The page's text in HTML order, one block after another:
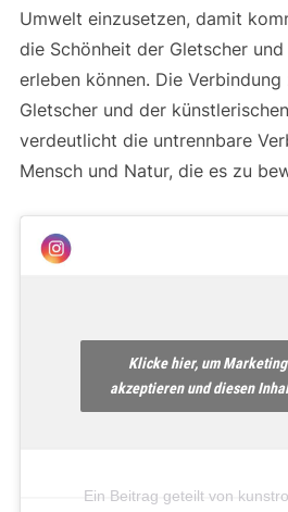
Umwelt einzusetzen, damit
die Schönheit der Gletscher
erleben können. Die
Gletscher und der
verdeutlicht die untrennbare
Mensch und Natur, die es zu
Ein Beitrag geteilt von
Klicke hier, um
akzeptieren und diesen